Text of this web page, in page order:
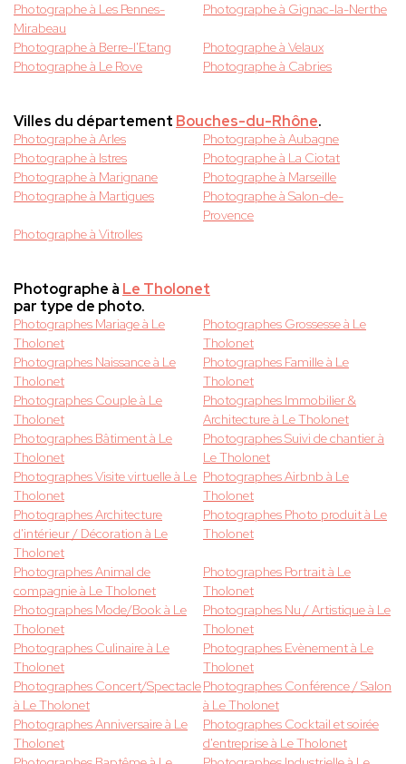
Photographe à Les Pennes-
Mirabeau
Photographe à Gignac-la-Nerthe
Photographe à Berre-l'Etang
Photographe à Velaux
Photographe à Le Rove
Photographe à Cabries
Villes du département Bouches-du-Rhône.
Photographe à Arles
Photographe à Aubagne
Photographe à Istres
Photographe à La Ciotat
Photographe à Marignane
Photographe à Marseille
Photographe à Martigues
Photographe à Salon-de-
Provence
Photographe à Vitrolles
Photographe à Le Tholonet
par type de photo.
Photographes Mariage à Le
Tholonet
Photographes Grossesse à Le
Tholonet
Photographes Naissance à Le
Tholonet
Photographes Famille à Le
Tholonet
Photographes Couple à Le
Tholonet
Photographes Immobilier &
Architecture à Le Tholonet
Photographes Bâtiment à Le
Tholonet
Photographes Suivi de chantier à
Le Tholonet
Photographes Visite virtuelle à Le
Tholonet
Photographes Airbnb à Le
Tholonet
Photographes Architecture
d'intérieur / Décoration à Le
Tholonet
Photographes Photo produit à Le
Tholonet
Photographes Animal de
compagnie à Le Tholonet
Photographes Portrait à Le
Tholonet
Photographes Mode/Book à Le
Tholonet
Photographes Nu / Artistique à Le
Tholonet
Photographes Culinaire à Le
Tholonet
Photographes Evènement à Le
Tholonet
Photographes Concert/Spectacle
à Le Tholonet
Photographes Conférence / Salon
à Le Tholonet
Photographes Anniversaire à Le
Tholonet
Photographes Cocktail et soirée
d'entreprise à Le Tholonet